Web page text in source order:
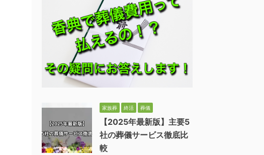
家族葬 終活 葬儀
【2025年最新版】主要5
社の葬儀サービス徹底比
較